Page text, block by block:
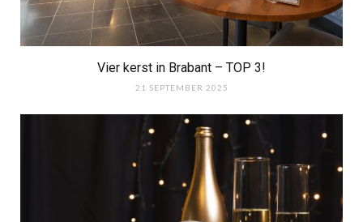
Vier kerst in Brabant – TOP 3!
21 SEPTEMBER 2025